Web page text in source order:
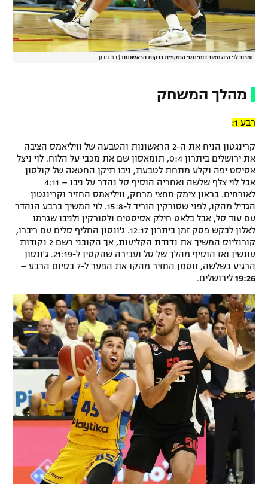
נמרוד לוי היה מאוד דומיננטי התקפית בדקות הראשונות דני מרון
מהלך המשחק
רבע 1:
קרינגטון הניח את ה-2 הראשונות והטבעה של וויליאמס הציבה
את ירושלים ביתרון 0:4, תומאסון שם את מכבי על הלוח. לוי ניצל
אסיסט יפה וקלע מתחת לטבעת, ניבו תיקן החטאה של קולסון
אבל לוי צלף שלשה ואחריה הוסיף סל נהדר על ניבו – 4:11
לאורחים. בראון צימק מחצי מרחק, וויליאמס החזיר וקרינגטון
הגדיל מהקו, לפני שסורקין הוריד ל-15:8. לוי המשיך ברבע הנהדר
עם עוד סל, אבל בלאט חילק אסיסטים ולסורקין ולניבו שגרמו
לאלון לבקש פסק זמן ביתרון 12:17. ג'ונסון החליף סלים עם ריברו,
קורנליוס המשיך את נדנדת הקליעות, אך הקובני רשם 2 נקודות
עונשין ואז הוסיף מהלך של סל ועבירה שהקטין ל-21:19. ג'ונסון
הרגיע בשלשה, זוסמן החזיר מהקו את הפער ל-7 בסיום הרבע –
19:26 לירושלים.